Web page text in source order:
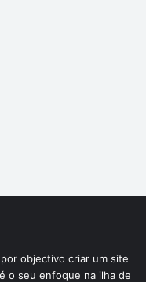
objectivo criar um site
o seu enfoque na ilha de